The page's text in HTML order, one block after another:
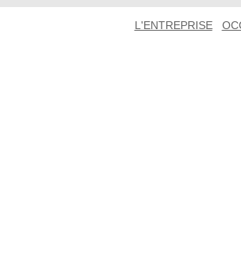
L'ENTREPRISE